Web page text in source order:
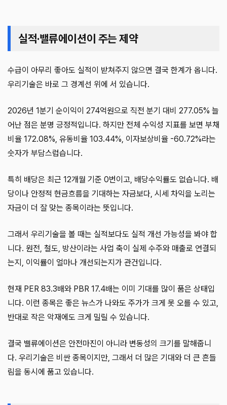
실적·밸류에이션이 주는 제약
수급이 아무리 좋아도 실적이 받쳐주지 않으면 결국 한계가 옵니다.
우리기술은 바로 그 경계선 위에 서 있습니다.
2026년 1분기 순이익이 274억원으로 직전 분기 대비 277.05% 늘
어난 점은 분명 긍정적입니다. 하지만 전체 수익성 지표를 보면 부채
비율 172.08%, 유동비율 103.44%, 이자보상비율 -60.72%라는
숫자가 부담스럽습니다.
특히 배당은 최근 12개월 기준 0번이고, 배당수익률도 없습니다. 배
당이나 안정적 현금흐름을 기대하는 자금보다, 시세 차익을 노리는
자금이 더 잘 맞는 종목이라는 뜻입니다.
그래서 우리기술을 볼 때는 실적보다도 실적 개선 가능성을 봐야 합
니다. 원전, 철도, 방산이라는 사업 축이 실제 수주와 매출로 연결되
는지, 이익률이 얼마나 개선되는지가 관건입니다.
현재 PER 83.3배와 PBR 17.4배는 이미 기대를 많이 품은 상태입
니다. 이런 종목은 좋은 뉴스가 나와도 주가가 크게 못 오를 수 있고,
반대로 작은 악재에도 크게 밀릴 수 있습니다.
결국 밸류에이션은 안전마진이 아니라 변동성의 크기를 말해줍니
다. 우리기술은 비싼 종목이지만, 그래서 더 많은 기대와 더 큰 흔들
림을 동시에 품고 있습니다.